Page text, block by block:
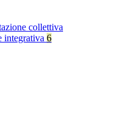
collettiva
integrativa 6